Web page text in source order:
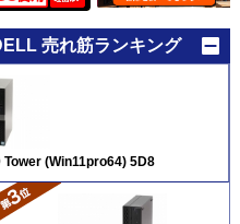
売れ筋ランキング
(Win11pro64) 5D8